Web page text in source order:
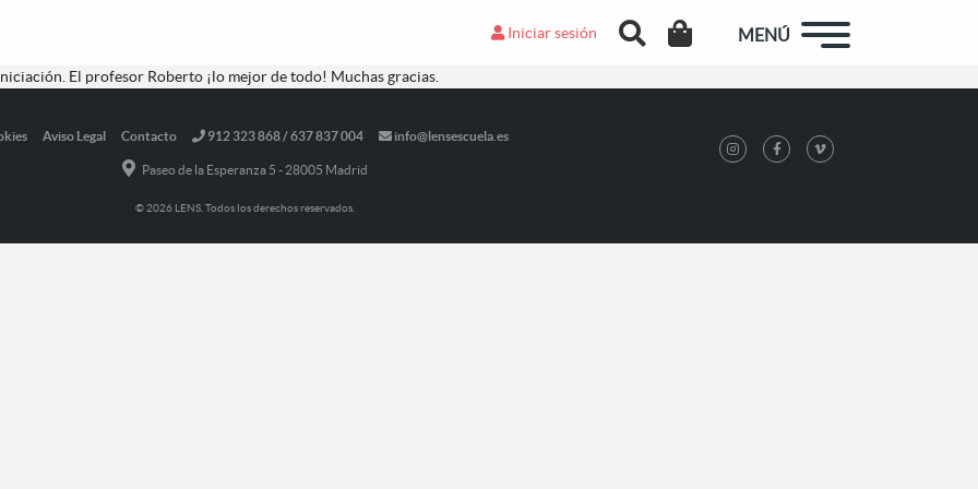
Iniciar sesión MENÚ
El profesor Roberto ¡lo mejor de todo! Muchas gracias.
Aviso Legal Contacto 912 323 868 / 637 837 004 info@lensescuela.es
Paseo de la Esperanza 5 - 28005 Madrid
© 2026 LENS. Todos los derechos reservados.